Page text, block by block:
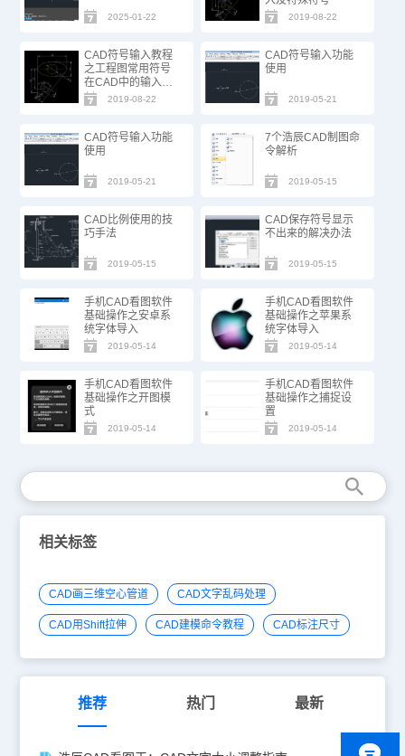
2025-01-22 2019-08-22
CAD符号输入教程
之工程图常用符号
在CAD中的输入方
法
2019-08-22
CAD符号输入功能
使用
2019-05-21
CAD符号输入功能
使用
2019-05-21
7个浩辰CAD制图命
令解析
2019-05-15
CAD比例使用的技
巧手法
2019-05-15
CAD保存符号显示
不出来的解决办法
2019-05-15
手机CAD看图软件
基础操作之安卓系
统字体导入
2019-05-14
手机CAD看图软件
基础操作之苹果系
统字体导入
2019-05-14
手机CAD看图软件
基础操作之开图模
式
2019-05-14
手机CAD看图软件
基础操作之捕捉设
置
2019-05-14
相关标签
CAD画三维空心管道 CAD文字乱码处理
CAD用Shift拉伸 CAD建模命令教程 CAD标注尺寸
推荐 热门 最新